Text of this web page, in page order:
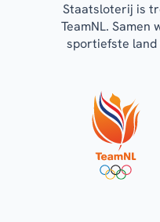
Staatsloterij is
TeamNL. Samen
sportiefste land